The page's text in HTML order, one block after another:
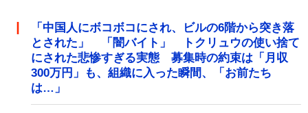
「中国人にボコボコにされ、ビルの6階から突き落
とされた」 「闇バイト」 トクリュウの使い捨て
にされた悲惨すぎる実態 募集時の約束は「月収
300万円」も、組織に入った瞬間、「お前たち
は…」